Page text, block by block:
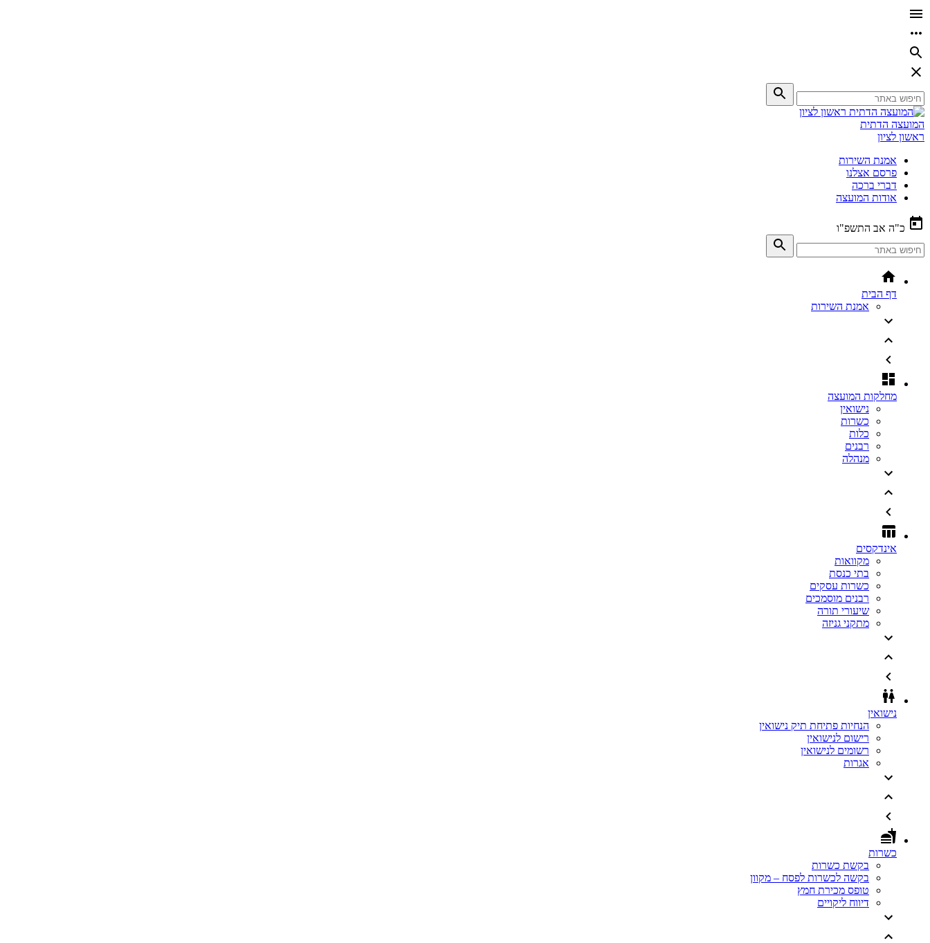
המועצה הדתית
ראשון לציון
אמנת השירות
פרסם אצלנו
דברי ברכה
אודות המועצה
כ"ה אב התשפ"ו
דף הבית
אמנת השירות
מחלקות המועצה
נישואין
כשרות
כלות
רבנים
מנהלה
אינדקסים
מקוואות
בתי כנסת
כשרות עסקים
רבנים מוסמכים
שיעורי תורה
מתקני גניזה
נישואין
הנחיות פתיחת תיק נישואין
רישום לנישואין
רשומים לנישואין
אגרות
כשרות
בקשת כשרות
בקשה לכשרות לפסח – מקוון
טופס מכירת חמץ
דיווח ליקויים